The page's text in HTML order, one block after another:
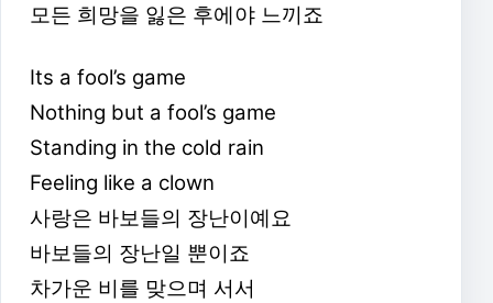
모든 희망을 잃은 후에야 느끼죠
Its a fool’s game
Nothing but a fool’s game
Standing in the cold rain
Feeling like a clown
사랑은 바보들의 장난이예요
바보들의 장난일 뿐이죠
차가운 비를 맞으며 서서